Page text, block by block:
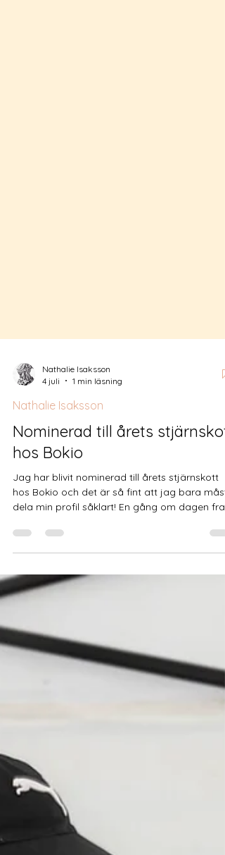
4 juli
1 min läsning
Nathalie Isaksson
Nominerad till årets stjärnskott
hos Bokio
Jag har blivit nominerad till årets stjärnskott
hos Bokio och det är så fint att jag bara
dela min profil såklart! En gång om dagen